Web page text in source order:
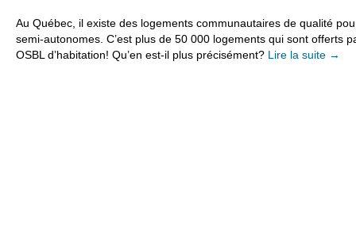
Au Québec, il existe des logements communautaires de qualité
semi-autonomes. C’est plus de 50 000 logements qui sont offerts
OSBL d’habitation! Qu’en est-il plus précisément? Lire la suite →